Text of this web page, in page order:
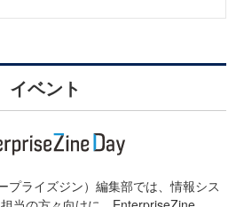
イベント
プライズジン）編集部では、情報シス